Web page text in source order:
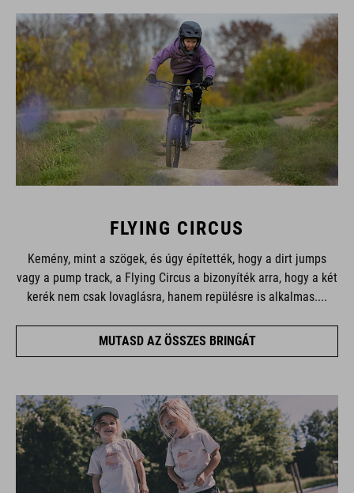
FLYING CIRCUS
Kemény, mint a szögek, és úgy építették, hogy a dirt jumps
vagy a pump track, a Flying Circus a bizonyíték arra, hogy a két
kerék nem csak lovaglásra, hanem repülésre is alkalmas....
MUTASD AZ ÖSSZES BRINGÁT